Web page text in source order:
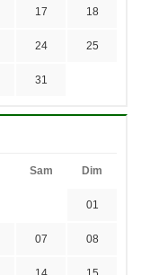
17 18
24 25
31
Sam Dim
01
07 08